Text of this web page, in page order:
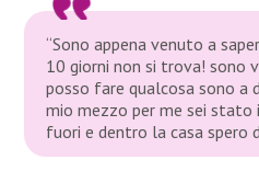
“Sono appena venuto a
10 giorni non si trova! sono
posso fare qualcosa sono a
mio mezzo per me sei
fuori e dentro la casa spero